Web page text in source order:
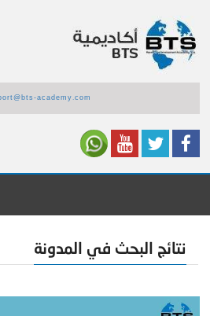
academy.com
نتائج البحث في المدونة